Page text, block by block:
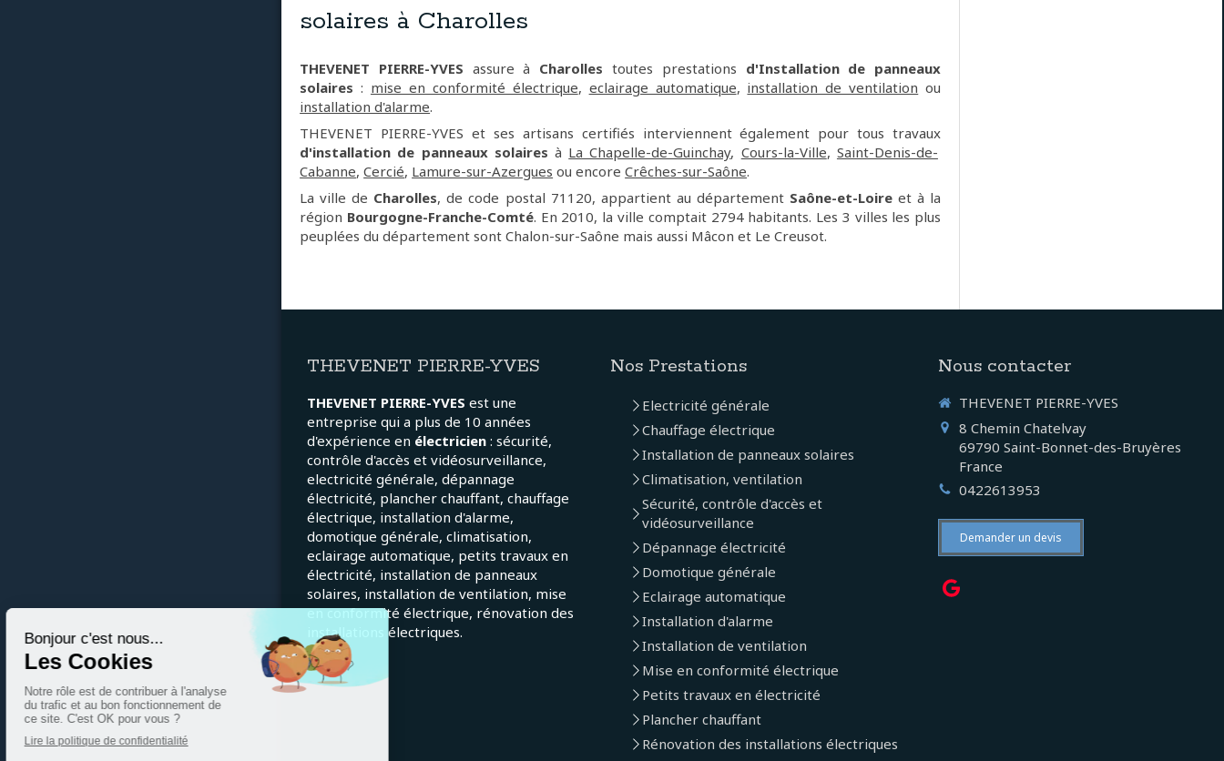
solaires à Charolles
THEVENET PIERRE-YVES assure à Charolles toutes prestations d'Installation de panneaux
solaires : mise en conformité électrique, eclairage automatique, installation de ventilation ou
installation d'alarme.
THEVENET PIERRE-YVES et ses artisans certifiés interviennent également pour tous travaux
d'installation de panneaux solaires à La Chapelle-de-Guinchay, Cours-la-Ville, Saint-Denis-de-
Cabanne,Cercié, Lamure-sur-Azergues ou encoreCrêches-sur-Saône.
La ville de Charolles, de code postal 71120, appartient au département Saône-et-Loireet à la
région Bourgogne-Franche-Comté. En 2010, la ville comptait 2794 habitants. Les 3 villes les plus
peuplées du département sont Chalon-sur-Saône mais aussi Mâcon et Le Creusot.
THEVENET PIERRE-YVES
THEVENET PIERRE-YVES est une
entreprise qui a plus de 10 années
d'expérience en électricien: sécurité,
contrôle d'accès et vidéosurveillance,
electricité générale, dépannage
électricité, plancher chauffant, chauffage
électrique, installation d'alarme,
domotique générale, climatisation,
eclairage automatique, petits travaux en
électricité, installation de panneaux
solaires, installation de ventilation, mise
en conformité électrique, rénovation des
installations électriques.
Nos Prestations
Electricité générale
Chauffage électrique
Installation de panneaux solaires
Climatisation, ventilation
Sécurité, contrôle d'accès et
vidéosurveillance
Dépannage électricité
Domotique générale
Eclairage automatique
Installation d'alarme
Installation de ventilation
Mise en conformité électrique
Petits travaux en électricité
Plancher chauffant
Rénovation des installations électriques
Nous contacter
THEVENET PIERRE-YVES
8 Chemin Chatelvay
69790 Saint-Bonnet-des-Bruyères
France
0422613953
Demander un devis